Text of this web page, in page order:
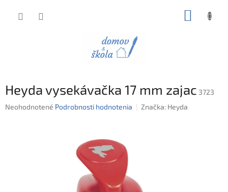
Heyda vysekávačka 17 mm zajac 3723
Priemerné
Neohodnotené Podrobnosti hodnotenia Značka: Heyda